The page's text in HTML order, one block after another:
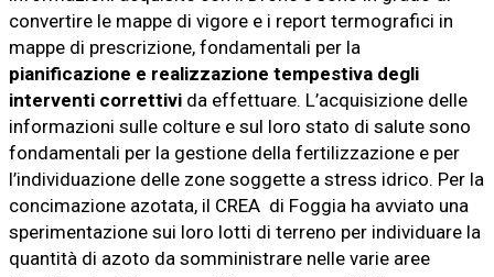
convertire le mappe di vigore e i report termografici in
mappe di prescrizione, fondamentali per la
pianificazione e realizzazione tempestiva degli
interventi correttivi da effettuare. L’acquisizione delle
informazioni sulle colture e sul loro stato di salute sono
fondamentali per la gestione della fertilizzazione e per
l’individuazione delle zone soggette a stress idrico. Per la
concimazione azotata, il CREA di Foggia ha avviato una
sperimentazione sui loro lotti di terreno per individuare la
quantità di azoto da somministrare nelle varie aree